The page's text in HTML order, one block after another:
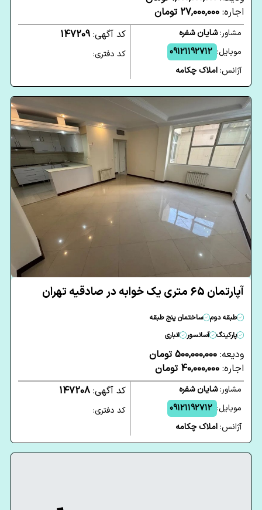
اجاره: 27,000,000 تومان
مشاور:شایان شفره
موبایل: 09121192712
آژانس:املاک چکامه
کد آگهی:147209
کد دفتری:
آپارتمان 65 متری یک خوابه در صادقیه تهران
طبقه دوم
ساختمان پنج طبقه
پارکینگ
آسانسور انباری
ودیعه: 500,000,000 تومان
اجاره: 40,000,000 تومان
مشاور:شایان شفره
موبایل: 09121192712
آژانس:املاک چکامه
کد آگهی: 147208
کد دفتری: